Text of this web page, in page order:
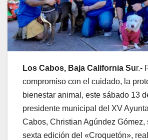
Los Cabos, Baja California Sur.-
compromiso con el cuidado, la
bienestar animal, este sábado 13
presidente municipal del XV
Cabos, Christian Agúndez Gómez,
sexta edición del «Croquetón»,